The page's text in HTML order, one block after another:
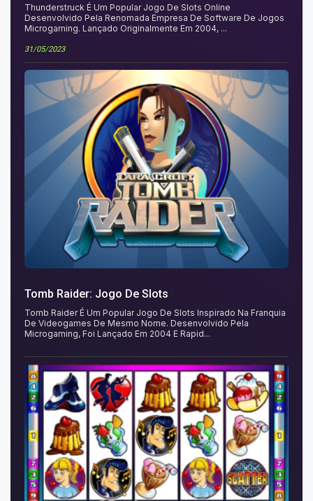
Thunderstruck É Um Popular Jogo De Slots Online
Desenvolvido Pela Renomada Empresa De Software De Jogos
Microgaming. Lançado Originalmente Em 2004, ...
31/05/2023
Tomb Raider: Jogo De Slots
Tomb Raider É Um Popular Jogo De Slots Inspirado Na Franquia
De Videogames De Mesmo Nome. Desenvolvido Pela
Microgaming, Foi Lançado Em 2004 E Rapid...